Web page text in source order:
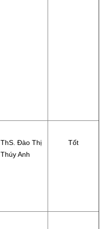
ThS. Đào Thị
Thúy Anh
Tốt